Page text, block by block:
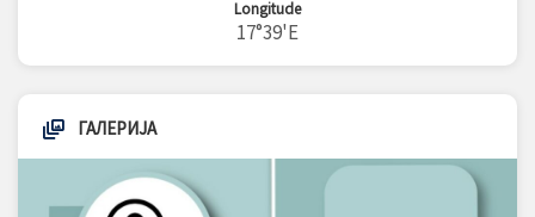
Longitude
17°39'E
ГАЛЕРИЈА